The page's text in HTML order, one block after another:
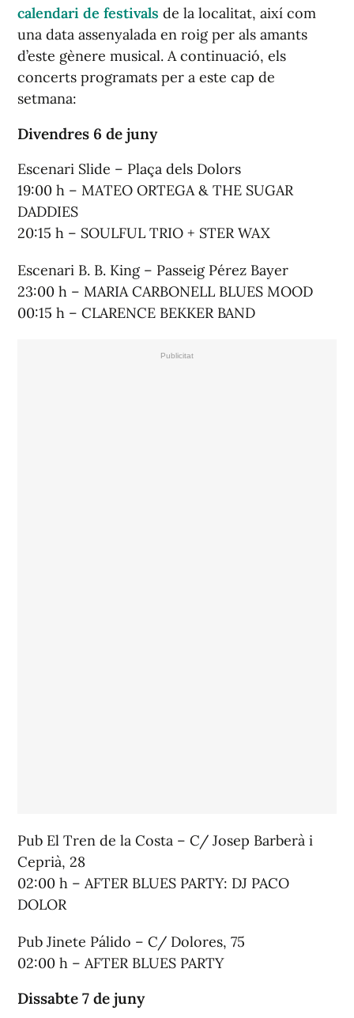
calendari de festivals de la localitat, així com
una data assenyalada en roig per als amants
d’este gènere musical. A continuació, els
concerts programats per a este cap de
setmana:
Divendres 6 de juny
Escenari Slide – Plaça dels Dolors
19:00 h – MATEO ORTEGA & THE SUGAR
DADDIES
20:15 h – SOULFUL TRIO + STER WAX
Escenari B. B. King – Passeig Pérez Bayer
23:00 h – MARIA CARBONELL BLUES MOOD
00:15 h – CLARENCE BEKKER BAND
Pub El Tren de la Costa – C/ Josep Barberà i
Ceprià, 28
02:00 h – AFTER BLUES PARTY: DJ PACO
DOLOR
Pub Jinete Pálido – C/ Dolores, 75
02:00 h – AFTER BLUES PARTY
Dissabte 7 de juny